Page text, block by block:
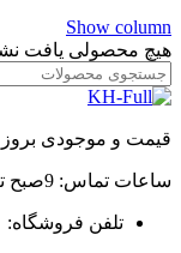
Show column
هیچ محصولی یافت
قیمت و موجودی بروز
ساعات تماس: 9صبح تا 2 ظهر
تلفن فروشگاه: ۰۳۱۳۲۱۰۰۰۶۰